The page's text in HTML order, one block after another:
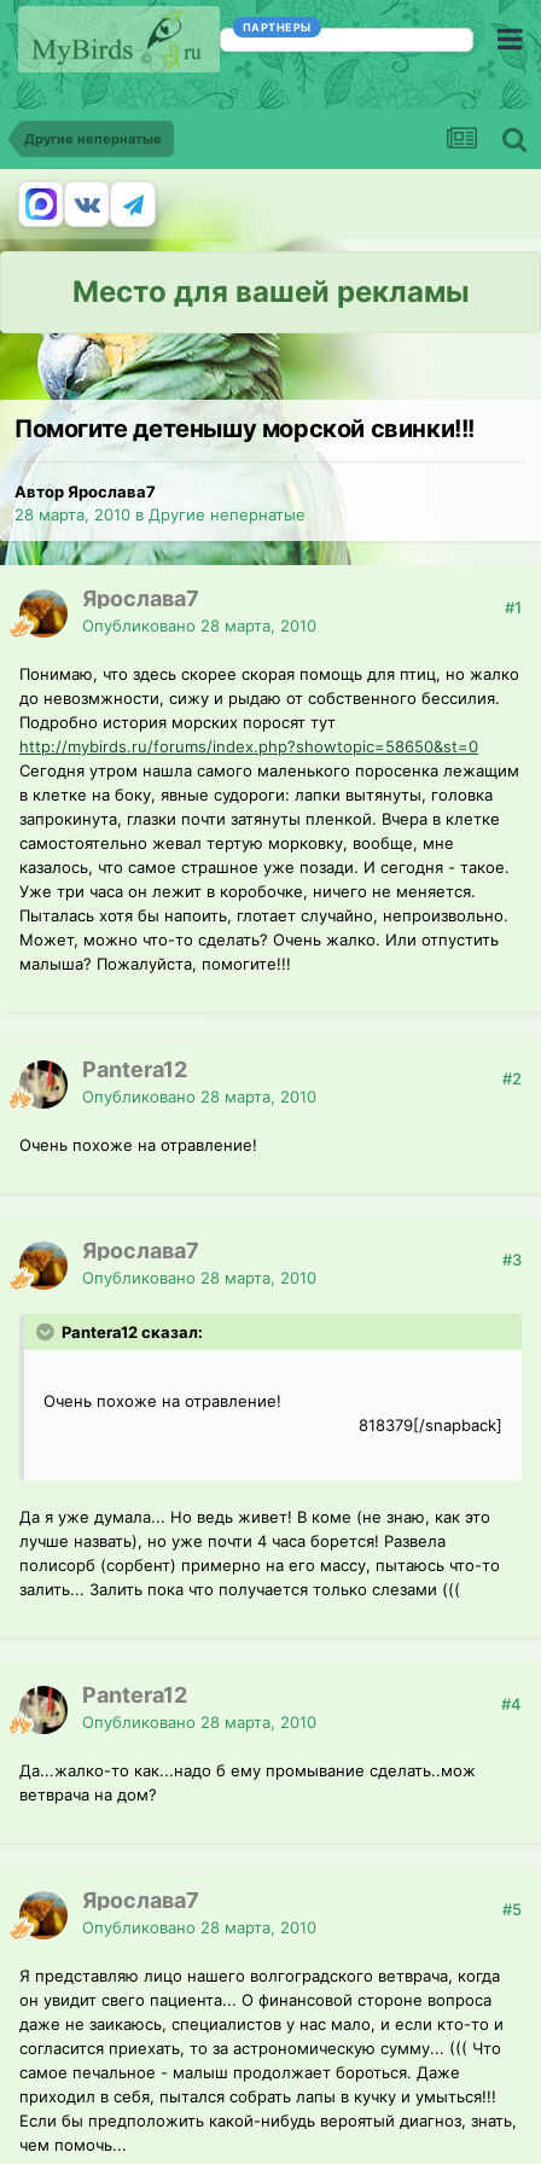
ПАРТНЕРЫ
Другие непернатые
Место для вашей рекламы
Помогите детенышу морской свинки!!!
Автор Ярослава7
28 марта, 2010 в Другие непернатые
Ярослава7
Опубликовано 28 марта, 2010
#1
Понимаю, что здесь скорее скорая помощь для птиц, но жалко
до невозмжности, сижу и рыдаю от собственного бессилия.
Подробно история морских поросят тут
http://mybirds.ru/forums/index.php?showtopic=58650&st=0
Сегодня утром нашла самого маленького поросенка лежащим
в клетке на боку, явные судороги: лапки вытянуты, головка
запрокинута, глазки почти затянуты пленкой. Вчера в клетке
самостоятельно жевал тертую морковку, вообще, мне
казалось, что самое страшное уже позади. И сегодня - такое.
Уже три часа он лежит в коробочке, ничего не меняется.
Пыталась хотя бы напоить, глотает случайно, непроизвольно.
Может, можно что-то сделать? Очень жалко. Или отпустить
малыша? Пожалуйста, помогите!!!
Pantera12
Опубликовано 28 марта, 2010
#2
Очень похоже на отравление!
Ярослава7
Опубликовано 28 марта, 2010
#3
Pantera12 сказал:
Очень похоже на отравление!
818379[/snapback]
Да я уже думала... Но ведь живет! В коме (не знаю, как это
лучше назвать), но уже почти 4 часа борется! Развела
полисорб (сорбент) примерно на его массу, пытаюсь что-то
залить... Залить пока что получается только слезами (((
Pantera12
Опубликовано 28 марта, 2010
#4
Да...жалко-то как...надо б ему промывание сделать..мож
ветврача на дом?
Ярослава7
Опубликовано 28 марта, 2010
#5
Я представляю лицо нашего волгоградского ветврача, когда
он увидит свего пациента... О финансовой стороне вопроса
даже не заикаюсь, специалистов у нас мало, и если кто-то и
согласится приехать, то за астрономическую сумму... ((( Что
самое печальное - малыш продолжает бороться. Даже
приходил в себя, пытался собрать лапы в кучку и умыться!!!
Если бы предположить какой-нибудь вероятый диагноз, знать,
чем помочь...